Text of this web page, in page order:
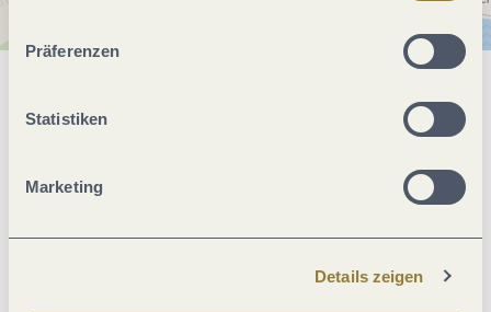
ablehnen" kann es zu Beeinträchtigungen in der Nutzung
Präferenzen
Statistiken
Marketing
Details zeigen
Allgemeine Informationen
Öffnungszeiten